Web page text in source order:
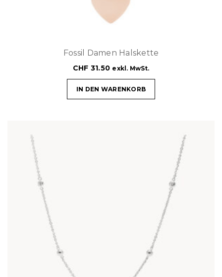
Fossil Damen Halskette
CHF 31.50 exkl. MwSt.
IN DEN WARENKORB